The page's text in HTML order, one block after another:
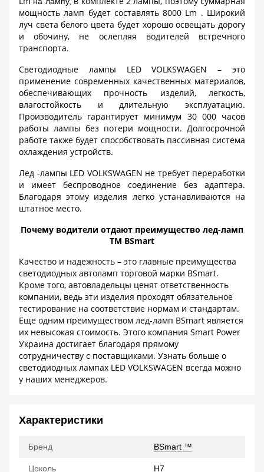
мощность ламп будет составлять 8000 Lm . Широкий
луч света белого цвета будет хорошо освещать дорогу
и обочину, не ослепляя водителей встречного
транспорта.
Светодиодные лампы LED VOLKSWAGEN
– это
применение современных качественных материалов,
обеспечивающих прочность изделий, легкость,
влагостойкость и длительную эксплуатацию.
Производитель гарантирует минимум 30 000 часов
работы лампы без потери мощности. Долгосрочной
работе также будет способствовать пассивная система
охлаждения устройств.
Лед -лампы LED VOLKSWAGEN не требует переработки
и имеет беспроводное соединение без адаптера.
Благодаря этому изделия легко устанавливаются на
штатное место.
Почему водители отдают преимущество лед-ламп
ТМ BSmart
Качество и надежность – это главные преимущества
светодиодных автоламп торговой марки BSmart.
Кроме того, автовладельцы ценят ответственность
компании, ведь эти изделия проходят обязательное
тестирование на соответствие нормам и стандартам.
Еще одним преимуществом лед-ламп BSmart является
их невысокая стоимость. Этого компания Smart Power
Украина достигает благодаря прямому
сотрудничеству с поставщиками. Узнать больше о
светодиодных лампах LED VOLKSWAGEN всегда можно
у наших менеджеров.
Характеристики
Бренд BSmart ™
Цоколь H7